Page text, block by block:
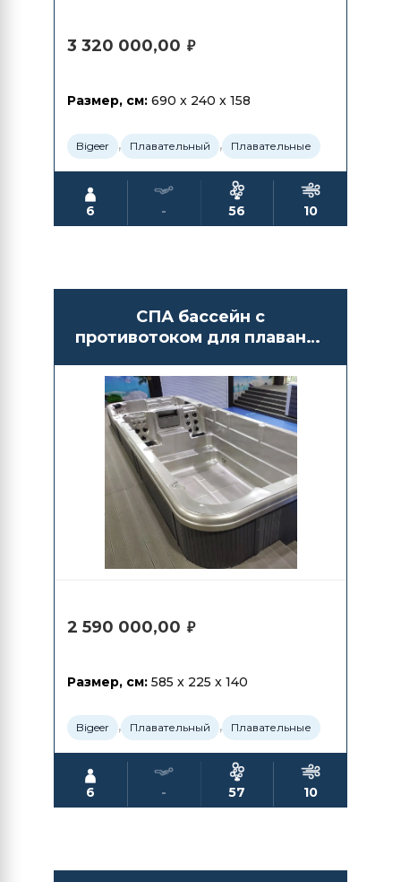
3 320 000,00 ₽
Размер, см: 690 x 240 x 158
Bigeer , Плавательный , Плавательные
6 - 56 10
СПА бассейн с
противотоком для плавания
2 590 000,00 ₽
Размер, см: 585 x 225 x 140
Bigeer , Плавательный , Плавательные
6 - 57 10